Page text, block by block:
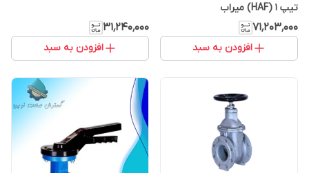
تیپ 1 (HAF) میراب
۷۱٬۲۰۳٬۰۰۰
افزودن به سبد
۳۱٬۲۴۰٬۰۰۰
افزودن به سبد